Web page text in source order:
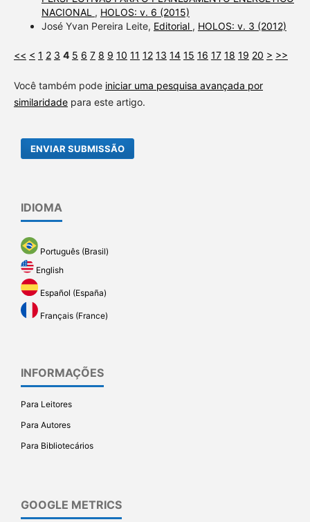
NACIONAL , HOLOS: v. 6 (2015)
José Yvan Pereira Leite, Editorial , HOLOS: v. 3 (2012)
<< < 1 2 3 4 5 6 7 8 9 10 11 12 13 14 15 16 17 18 19 20 > >>
Você também pode iniciar uma pesquisa avançada por
similaridadepara este artigo.
ENVIAR SUBMISSÃO
IDIOMA
Português (Brasil)
English
Español (España)
Français (France)
INFORMAÇÕES
Para Leitores
Para Autores
Para Bibliotecários
GOOGLE METRICS